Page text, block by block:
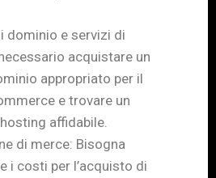
dominio e servizi di
acquistare un
appropriato per il
e trovare un
affidabile.
di merce: Bisogna
i costi per l’acquisto di